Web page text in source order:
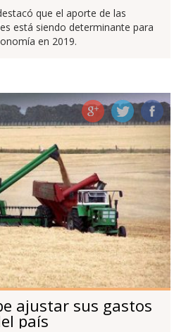
que el aporte de las
está siendo determinante para
en 2019.
ajustar sus gastos
país